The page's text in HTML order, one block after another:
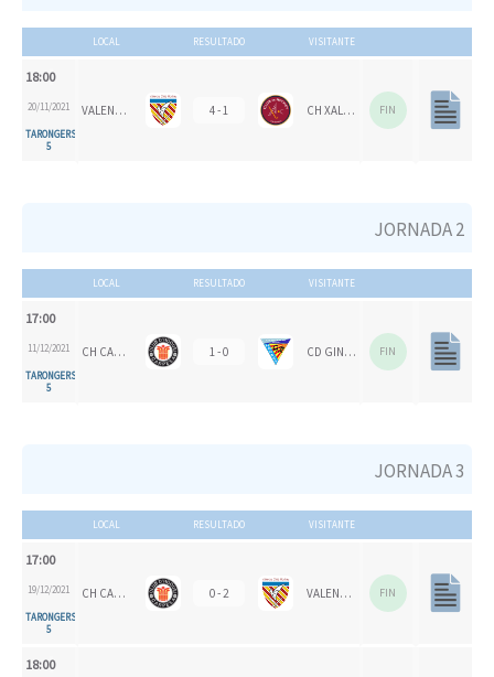
LOCAL RESULTADO VISITANTE
18:00
20/11/2021
TARONGERS
5
VALENCIA CH 4 - 1 CH XALOC FIN
JORNADA 2
LOCAL RESULTADO VISITANTE
17:00
11/12/2021
TARONGERS
5
CH CARPESA 1 - 0 CD GINER DE LOS RÍOS FIN
JORNADA 3
LOCAL RESULTADO VISITANTE
17:00
19/12/2021
TARONGERS
5
CH CARPESA 0 - 2 VALENCIA CH FIN
18:00